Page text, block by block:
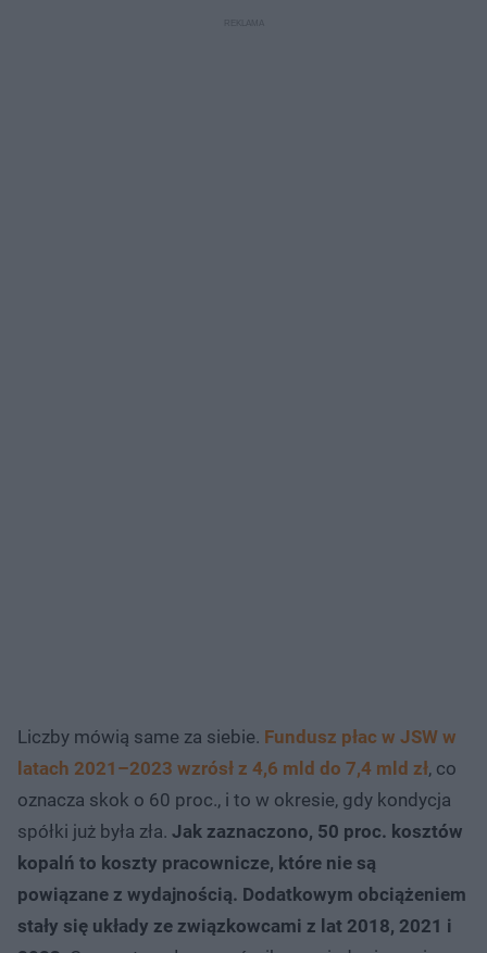
Liczby mówią same za siebie. Fundusz płac w JSW w
latach 2021–2023 wzrósł z 4,6 mld do 7,4 mld zł, co
oznacza skok o 60 proc., i to w okresie, gdy kondycja
spółki już była zła. Jak zaznaczono, 50 proc. kosztów
kopalń to koszty pracownicze, które nie są
powiązane z wydajnością. Dodatkowym obciążeniem
stały się układy ze związkowcami z lat 2018, 2021 i